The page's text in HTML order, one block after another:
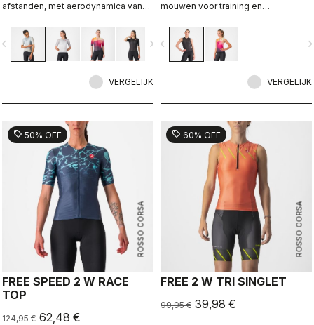
afstanden, met aerodynamica van
Sleeve-pak.
navigate_next
VERGELIJK
mouwen voor training en
navigate_before
VERGELIJK
ROSSO CORSA
sell 50% OFF
FREE SPEED 2 W RACE
TOP
124,95 € 62,48 €
ROSSO CORSA
sell 60% OFF
FREE 2 W TRI SINGLET
99,95 € 39,98 €